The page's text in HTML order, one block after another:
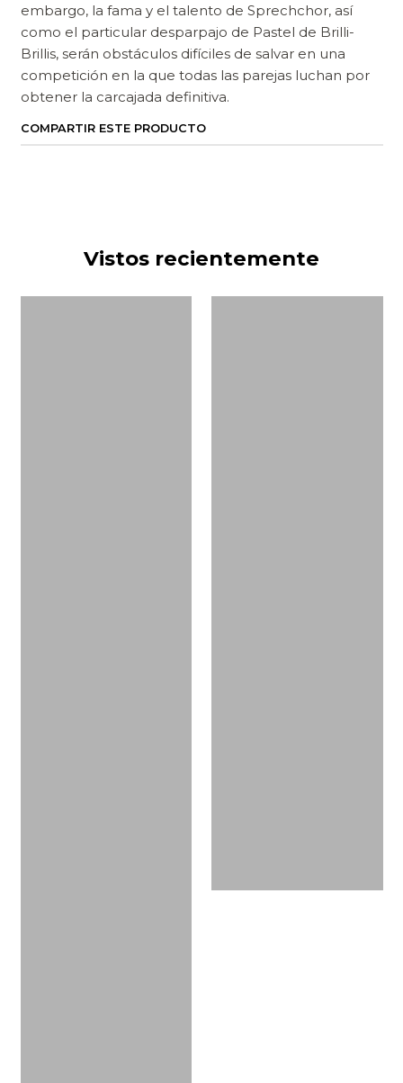
embargo, la fama y el talento de Sprechchor, así
como el particular desparpajo de Pastel de Brilli-
Brillis, serán obstáculos difíciles de salvar en una
competición en la que todas las parejas luchan por
obtener la carcajada definitiva.
COMPARTIR ESTE PRODUCTO
Vistos recientemente